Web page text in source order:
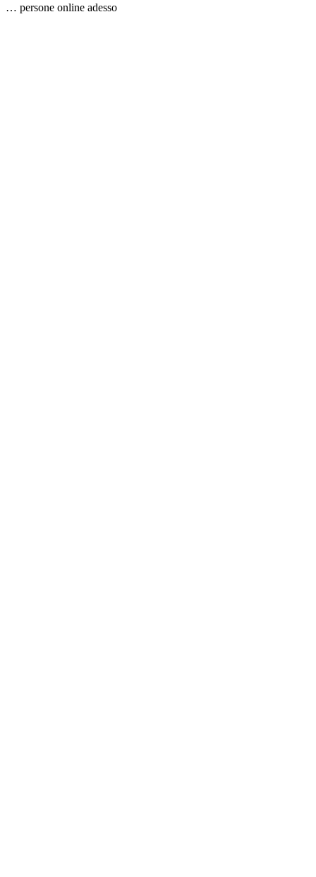
… persone online adesso